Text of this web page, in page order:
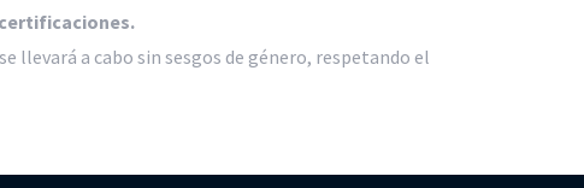
llevará a cabo sin sesgos de género, respetando el